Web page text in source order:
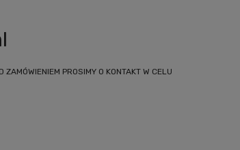
ZAMÓWIENIEM PROSIMY O KONTAKT W CELU